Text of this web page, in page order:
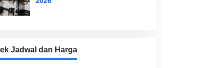
Jadwal dan Harga